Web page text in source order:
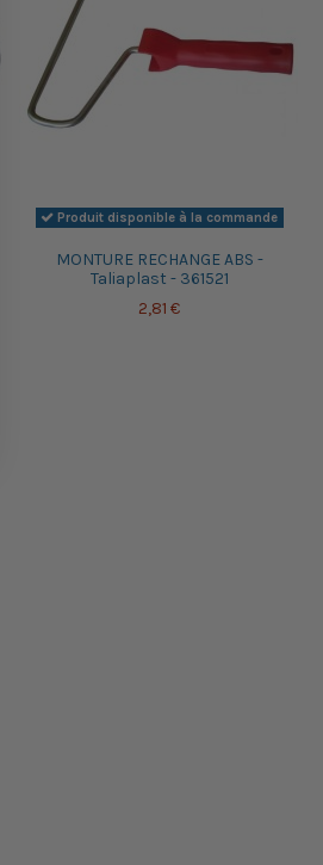
Produit disponible à la commande
MONTURE RECHANGE ABS -
Taliaplast - 361521
2,81 €